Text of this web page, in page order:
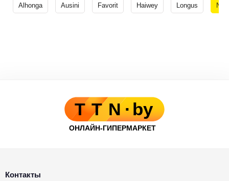
Alhonga Ausini Favorit Haiwey Longus No
Контакты